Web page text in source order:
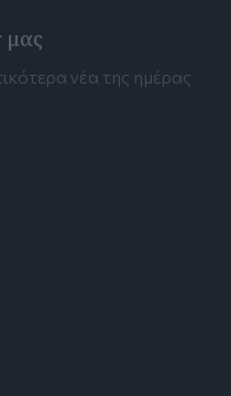
μας
νέα της ημέρας